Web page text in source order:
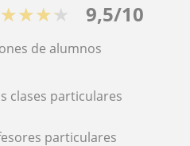
9,5/10
de alumnos
clases particulares
particulares